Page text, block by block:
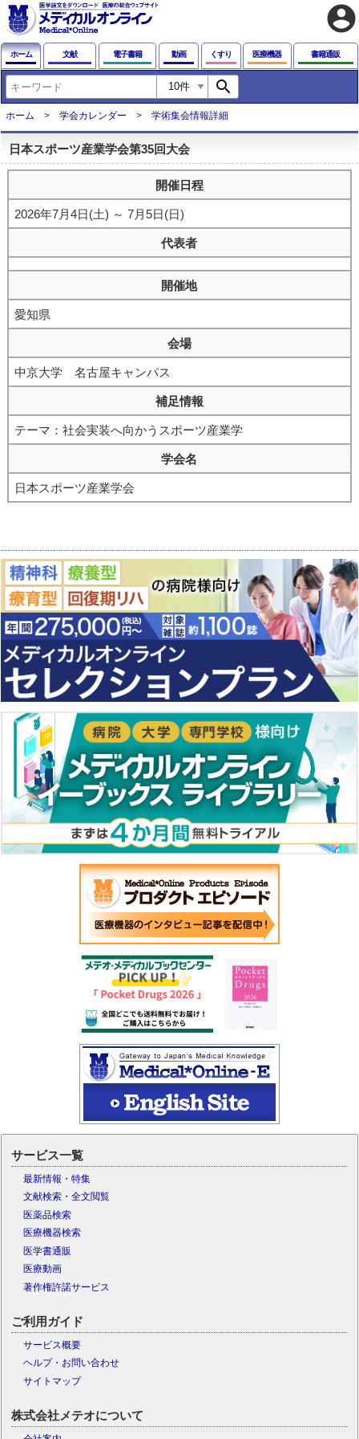
account_circle
ホーム 文献 電子書籍 動画 くすり 医療機器 書籍通販
search
ホーム 学会カレンダー 学術集会情報詳細
日本スポーツ産業学会第35回大会
開催日程
2026年7月4日(土) ～ 7月5日(日)
代表者
開催地
愛知県
会場
中京大学 名古屋キャンパス
補足情報
テーマ：社会実装へ向かうスポーツ産業学
学会名
日本スポーツ産業学会
サービス一覧
最新情報・特集
文献検索・全文閲覧
医薬品検索
医療機器検索
医学書通販
医療動画
著作権許諾サービス
ご利用ガイド
サービス概要
ヘルプ・お問い合わせ
サイトマップ
株式会社メテオについて